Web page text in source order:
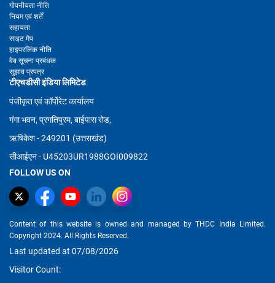
गोपनीयता नीति
नियम एवं शर्तें
सहायता
साइट मैप
हाइपरलिंक नीति
वेब सूचना प्रबंधक
सुझाव प्रपत्र
टीएचडीसी इंडिया लिमिटेड
पंजीकृत एवं कॉर्पोरेट कार्यालय
गंगा भवन, प्रगतिपुरम, बाईपास रोड,
ऋषिकेश - 249201 (उत्तराखंड)
सीआईएन - U45203UR1988GOI009822
FOLLOW US ON
Content of this website is owned and managed by THDC India Limited.
Copyright 2024. All Rights Reserved.
Last updated at 07/08/2026
Visitor Count: